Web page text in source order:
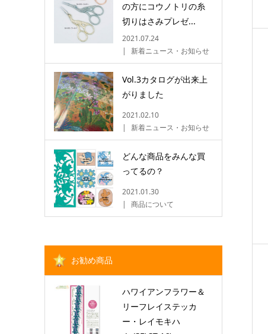
の方にコウノトリの糸
切りはさみプレゼ...
2021.07.24
新着ニュース・お知らせ
Vol.3カタログが出来上
がりました
2021.02.10
新着ニュース・お知らせ
どんな商品をみんな買
ってるの？
2021.01.30
商品について
お勧め商品
ハワイアンフラワー＆
リーフレイステッカ
ー・レイモキハ